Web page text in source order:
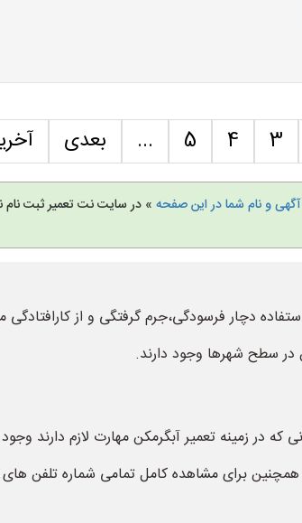
3
4
5
... بعدی
و نام شما در این صفحه » در سایت نت تعمیر ثبت
دچار فرسودگی،جرم گرفتگی و از
در سطح شهرها وجود دارند.
در زمینه تعمیر آبگرمکن مهارت لازم دارند
همچنین برای مشاهده کامل تمامی شماره